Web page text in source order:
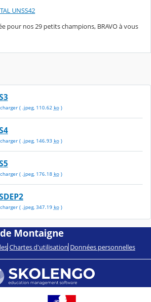
UNSS42
pour nos 29 petits champions, BRAVO à vous
( .jpeg, 110.62 ko)
( .jpeg, 146.93 ko)
( .jpeg, 176.18 ko)
( .jpeg, 347.19 ko)
Montaigne
Chartes d'utilisation Données personnelles